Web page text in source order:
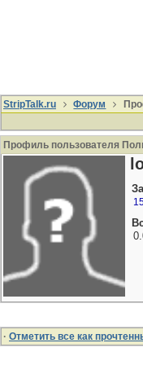
StripTalk.ru Форум
Профиль пользователя
· Отметить все как